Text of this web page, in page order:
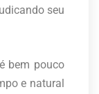
seu
bem pouco
e natural